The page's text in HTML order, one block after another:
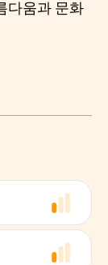
다움과 문화